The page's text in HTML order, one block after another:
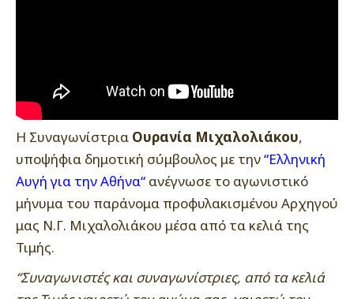
Η Συναγωνίστρια Ουρανία Μιχαλολιάκου,
υποψήφια δημοτική σύμβουλος με την“Ελληνική
Αυγή για την Αθήνα“ ανέγνωσε το αγωνιστικό
μήνυμα του παράνομα προφυλακισμένου Αρχηγού
μας Ν.Γ. Μιχαλολιάκου μέσα από τα κελιά της
Τιμής.
“Συναγωνιστές και συναγωνίστριες, από τα κελιά